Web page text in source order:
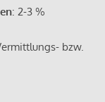
: 2-3 %
bzw.